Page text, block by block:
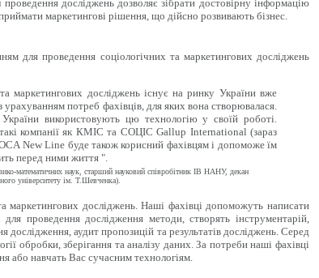
досліджень дозволяє зібрати достовірну інформацію
маркетингові рішення, що дійсно розвивають бізнес.
для проведення соціологічних та маркетингових досліджень
маркетингових досліджень існує на ринку України вже
урахуванням потреб фахівців, для яких вона створювалася.
використовують цю технологію у своїй роботі.
компанії як КМІС та СОЦІС Gallup International (зараз
New Line буде також корисний фахівцям і допоможе їм
перед ними життя ".
математичних наук, старший науковий співробітник ІВ НАНУ, декан
університету ім. Т.Шевченка).
маркетингових досліджень. Наші фахівці допоможуть написати
проведення дослідження методи, створять інструментарій,
аудит пропозицій та результатів досліджень. Серед
обробки, зберігання та аналізу даних. За потреби наші фахівці
або навчать Вас сучасним технологіям.